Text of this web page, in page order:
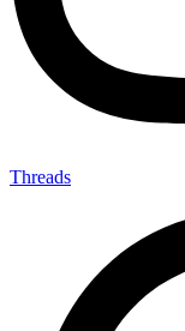
Threads